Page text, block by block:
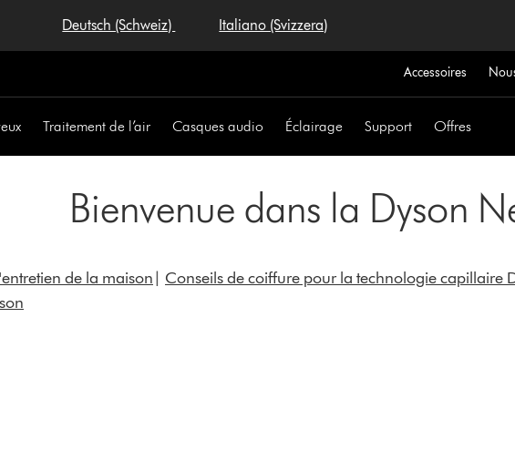
Deutsch (Schweiz) Italiano (Svizzera)
Accessoires
Traitement de l’air Casques audio Éclairage Support Offres
Bienvenue dans la Dyson
de la maison| Conseils de coiffure pour la technologie capillaire